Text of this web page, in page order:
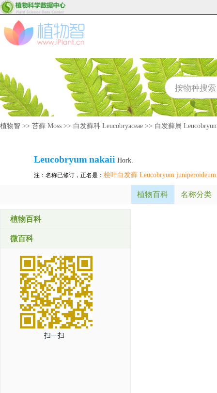
植物智 >> 苔藓 Moss >> 白发藓科 Leucobryaceae >> 白发藓属
Leucobryum nakaii Hork.
注：名称已修订，正名是： 桧叶白发藓 Leucobryum juniperoideum
植物百科 名称分类
植物百科
微百科
扫一扫